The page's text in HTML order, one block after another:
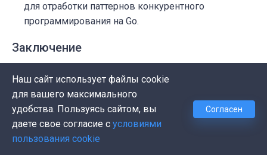
для отработки паттернов конкурентного
программирования на Go.
Заключение
В этой статье мы углубились в устройство ОС,
параллельности, разобрали основные понятия и
инструменты конкурентного программирования в Go:
горутины, каналы, состояния гонки, deadlock.
Наш сайт использует файлы cookie
для вашего максимального
удобства. Пользуясь сайтом, вы
даете свое согласие с условиями
пользования cookie
Согласен